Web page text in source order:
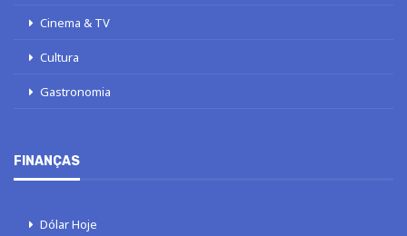
Cinema & TV
Cultura
Gastronomia
FINANÇAS
Dólar Hoje